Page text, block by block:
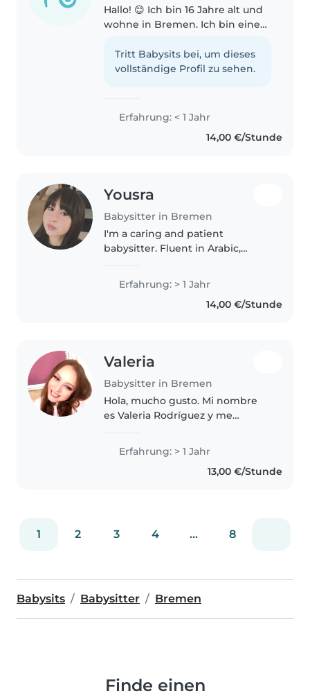
Hallo! 😊 Ich bin 16 Jahre alt und
wohne in Bremen. Ich bin eine
freundliche Person und
verbringe gerne Zeit mit
Tritt Babysits bei, um dieses
vollständige Profil zu sehen.
Erfahrung: < 1 Jahr
14,00 €/Stunde
Yousra
Babysitter in Bremen
I'm a caring and patient
babysitter. Fluent in Arabic,
skilled in reading, music and
games, I enjoy creating fun
learning environments. Happy to
Erfahrung: > 1 Jahr
14,00 €/Stunde
Valeria
Babysitter in Bremen
Hola, mucho gusto. Mi nombre
es Valeria Rodríguez y me
cuidar de sus hijos. Me considero
una persona responsable,
Erfahrung: > 1 Jahr
13,00 €/Stunde
1 2 3 4 ... 8
Babysits Babysitter Bremen
Finde einen